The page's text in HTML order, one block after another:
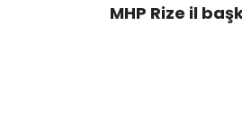
MHP Rize il